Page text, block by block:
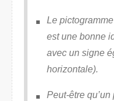
Le
est une bonne
avec un signe
horizontale).
Peut-être